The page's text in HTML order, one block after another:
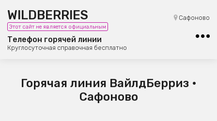
WILDBERRIES
Этот сайт не является официальным
Телефон горячей линии
Круглосуточная справочная бесплатно
Сафоново
8 (800) 101-42-23
Бесплатная юридическая консультация
Горячая линия ВайлдБерриз •
Сафоново